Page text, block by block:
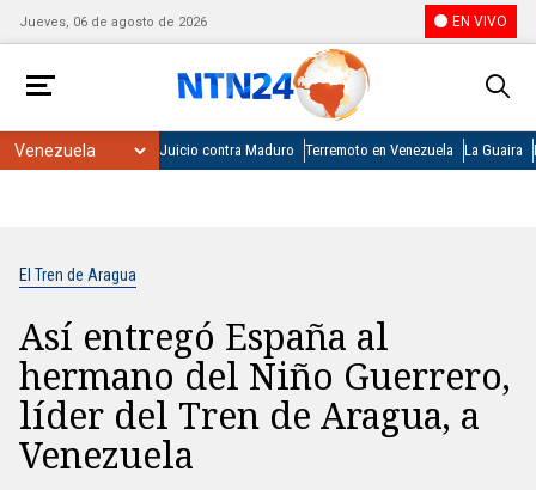
Jueves, 06 de agosto de 2026 EN VIVO
Juicio contra Maduro Terremoto en Venezuela La Guaira
El Tren de Aragua
Así entregó España al
hermano del Niño Guerrero,
líder del Tren de Aragua, a
Venezuela